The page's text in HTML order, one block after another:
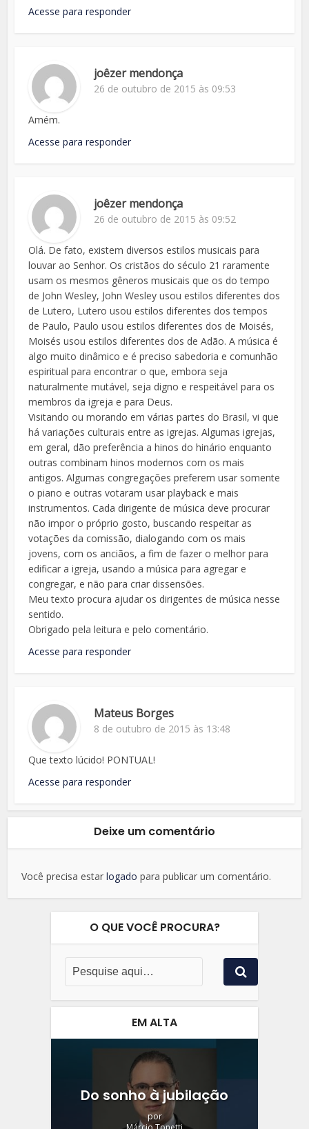
Acesse para responder
joêzer mendonça
26 de outubro de 2015 às 09:53
Amém.
Acesse para responder
joêzer mendonça
26 de outubro de 2015 às 09:52
Olá. De fato, existem diversos estilos musicais para
louvar ao Senhor. Os cristãos do século 21 raramente
usam os mesmos gêneros musicais que os do tempo
de John Wesley, John Wesley usou estilos diferentes dos
de Lutero, Lutero usou estilos diferentes dos tempos
de Paulo, Paulo usou estilos diferentes dos de Moisés,
Moisés usou estilos diferentes dos de Adão. A música é
algo muito dinâmico e é preciso sabedoria e comunhão
espiritual para encontrar o que, embora seja
naturalmente mutável, seja digno e respeitável para os
membros da igreja e para Deus.
Visitando ou morando em várias partes do Brasil, vi que
há variações culturais entre as igrejas. Algumas igrejas,
em geral, dão preferência a hinos do hinário enquanto
outras combinam hinos modernos com os mais
antigos. Algumas congregações preferem usar somente
o piano e outras votaram usar playback e mais
instrumentos. Cada dirigente de música deve procurar
não impor o próprio gosto, buscando respeitar as
votações da comissão, dialogando com os mais
jovens, com os anciãos, a fim de fazer o melhor para
edificar a igreja, usando a música para agregar e
congregar, e não para criar dissensões.
Meu texto procura ajudar os dirigentes de música nesse
sentido.
Obrigado pela leitura e pelo comentário.
Acesse para responder
Mateus Borges
8 de outubro de 2015 às 13:48
Que texto lúcido! PONTUAL!
Acesse para responder
Deixe um comentário
Você precisa estarlogado para publicar um comentário.
O QUE VOCÊ PROCURA?
EM ALTA
Do sonho à jubilação
por